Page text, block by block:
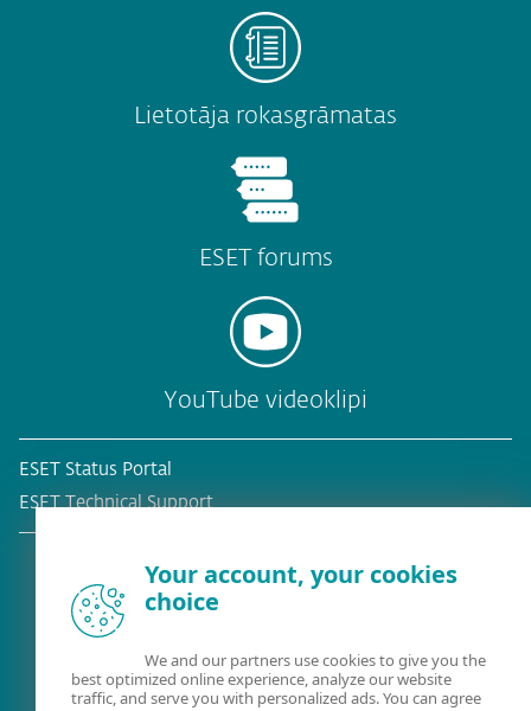
Lietotāja rokasgrāmatas
ESET forums
YouTube videoklipi
ESET Status Portal
ESET Technical Support
Esošais klients?
Your account, your cookies
choice
We and our partners use cookies to give you the
best optimized online experience, analyze our website
traffic, and serve you with personalized ads. You can agree